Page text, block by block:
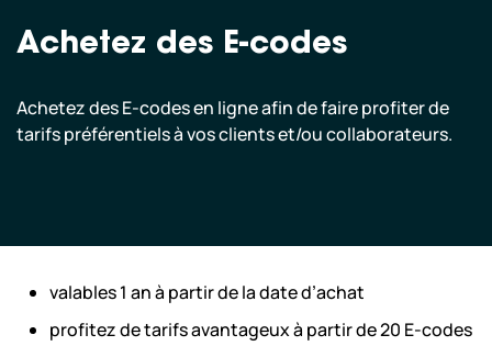
Achetez des E-codes
Achetez des E-codes en ligne afin de faire profiter de
tarifs préférentiels à vos clients et/ou collaborateurs.
valables 1 an à partir de la date d’achat
profitez de tarifs avantageux à partir de 20 E-codes